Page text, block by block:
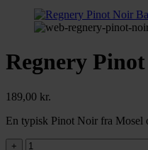
Regnery
189,00 kr.
En typisk Pinot Noir fra Mosel
+
Regnery